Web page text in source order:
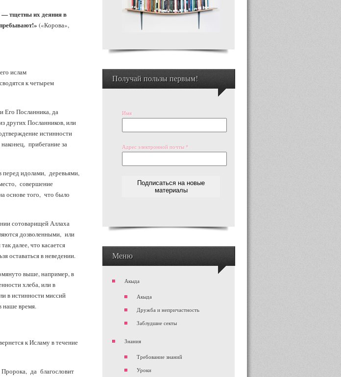
— тщетны их деяния в
(«Корова»,
ислам
к четырем
Посланника, да
других Посланников, или
истинности
прибегание за
идолами, деревьями,
совершение
основе того, что было
сотоварищей Аллаха
дозволенными, или
далее, что касается
оставаться в неведении.
выше, например, в
хлеба, или в
в истинности миссий
наше время.
к Исламу в течение
да благословит
Получай пользы первым!
Имя
Адрес электронной почты *
Меню
Акыда
Акыда
Дружба и непричастность
Заблудшие секты
Знания
Требование знаний
Уроки